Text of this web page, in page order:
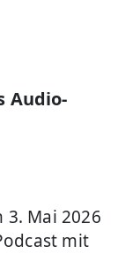
Audio-
Mai 2026
mit